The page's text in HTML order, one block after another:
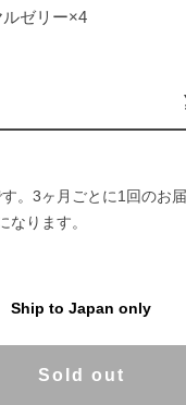
ゼリー×4
。3ヶ月ごとに1回のお届
ります。
Ship to Japan only
Sold out